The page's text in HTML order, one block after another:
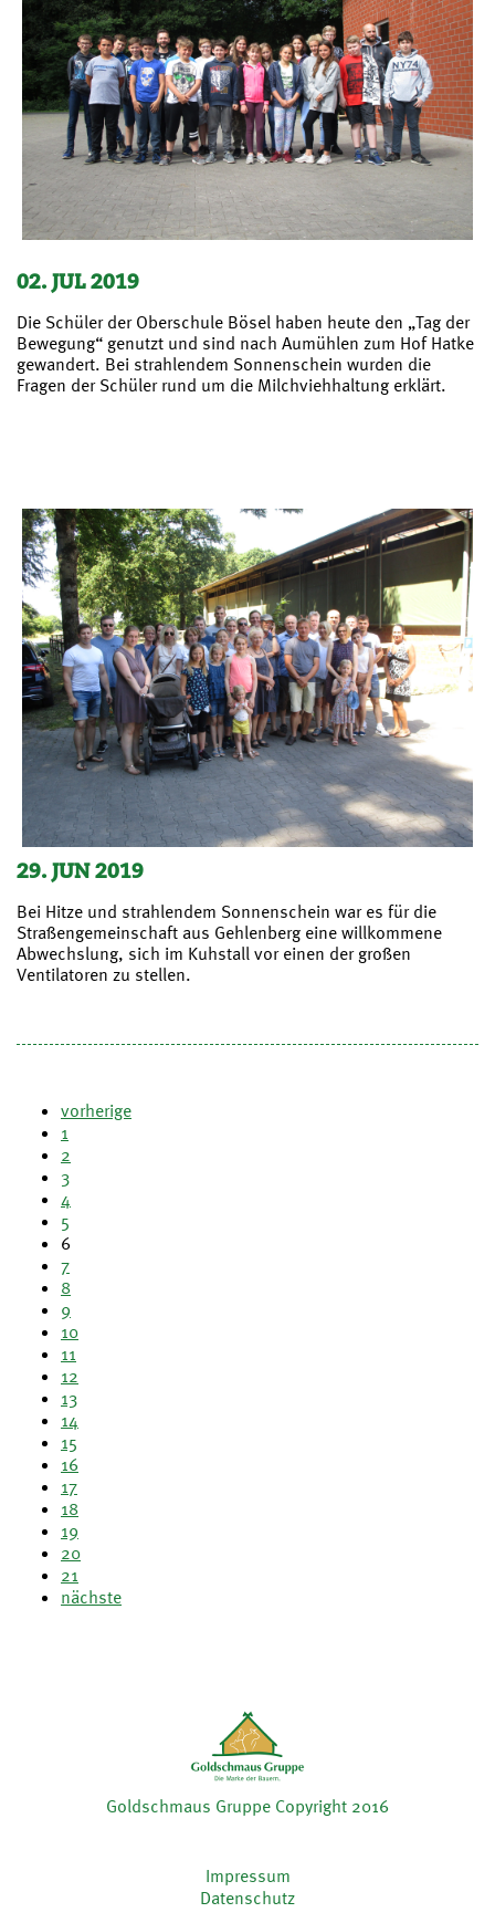
02. JUL 2019
Die Schüler der Oberschule Bösel haben heute den „Tag der
Bewegung“ genutzt und sind nach Aumühlen zum Hof Hatke
gewandert. Bei strahlendem Sonnenschein wurden die
Fragen der Schüler rund um die Milchviehhaltung erklärt.
29. JUN 2019
Bei Hitze und strahlendem Sonnenschein war es für die
Straßengemeinschaft aus Gehlenberg eine willkommene
Abwechslung, sich im Kuhstall vor einen der großen
Ventilatoren zu stellen.
vorherige
1
2
3
4
5
6
7
8
9
10
11
12
13
14
15
16
17
18
19
20
21
nächste
Goldschmaus Gruppe Copyright 2016
Impressum
Datenschutz